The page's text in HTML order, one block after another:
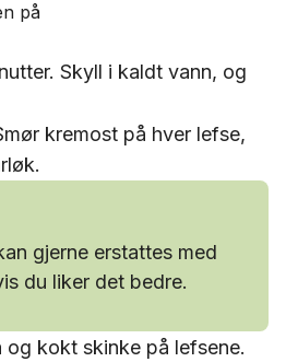
på
Skyll i kaldt vann, og
kremost på hver lefse,
gjerne erstattes med
du liker det bedre.
og kokt skinke på lefsene.